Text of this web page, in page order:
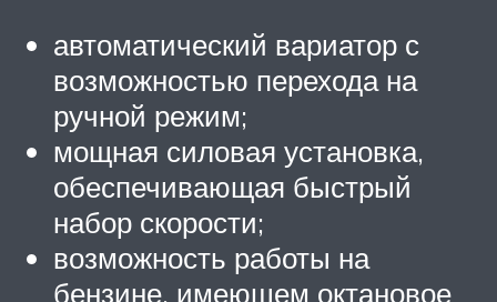
автоматический вариатор с
возможностью перехода на
ручной режим;
мощная силовая установка,
обеспечивающая быстрый
набор скорости;
возможность работы на
бензине, имеющем октановое